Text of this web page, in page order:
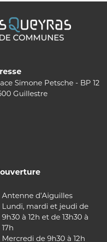
Simone Petsche - BP 12
Guillestre
Antenne d’Aiguilles
Lundi, mardi et jeudi de
9h30 à 12h et de 13h30 à
17h
Mercredi de 9h30 à 12h